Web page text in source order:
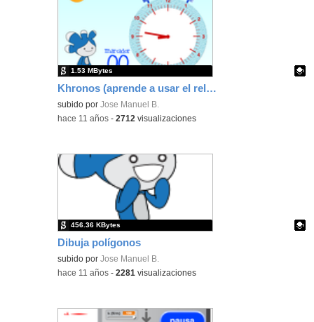
Khronos (aprende a usar el reloj analógico)
Contenido educativo.
subido porJose Manuel B.
1.53 MBytes
-hace 11 años -2712 visualizaciones
Dibuja polígonos
Contenido educativo.
subido porJose Manuel B.
456.36 KBytes
-hace 11 años -2281 visualizaciones